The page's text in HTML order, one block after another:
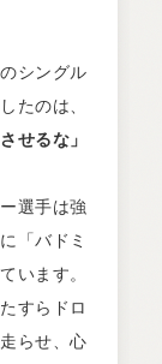
シングル
たのは、
せるな」
選手は強
「バドミ
います。
すらドロ
らせ、心